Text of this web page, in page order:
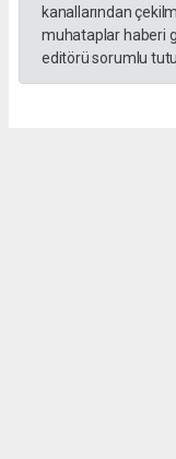
kanallarından
muhataplar haberi
editörü sorumlu